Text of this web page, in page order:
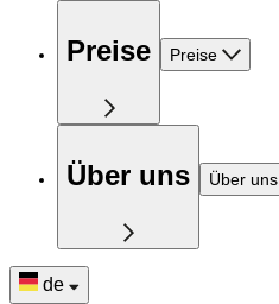
Preise Preise
Über uns Über uns
de